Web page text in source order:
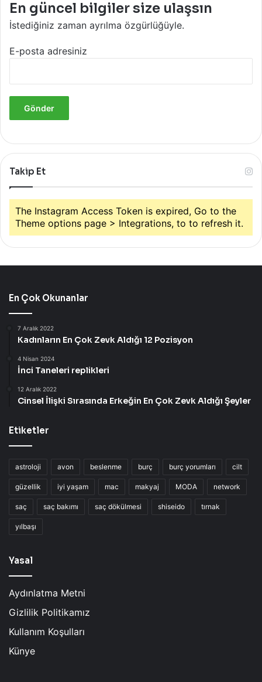
En güncel bilgiler size ulaşsın
İstediğiniz zaman ayrılma özgürlüğüyle.
E-posta adresiniz
Takip Et
The Instagram Access Token is expired, Go to the
Theme options page > Integrations, to to refresh it.
En Çok Okunanlar
7 Aralık 2022
Kadınların En Çok Zevk Aldığı 12 Pozisyon
4 Nisan 2024
İnci Taneleri replikleri
12 Aralık 2022
Cinsel İlişki Sırasında Erkeğin En Çok Zevk Aldığı Şeyler
Etiketler
astroloji avon beslenme burç burç yorumları cilt
güzellik iyi yaşam mac makyaj MODA network
saç saç bakımı saç dökülmesi shiseido tırnak
yılbaşı
Yasal
Aydınlatma Metni
Gizlilik Politikamız
Kullanım Koşulları
Künye